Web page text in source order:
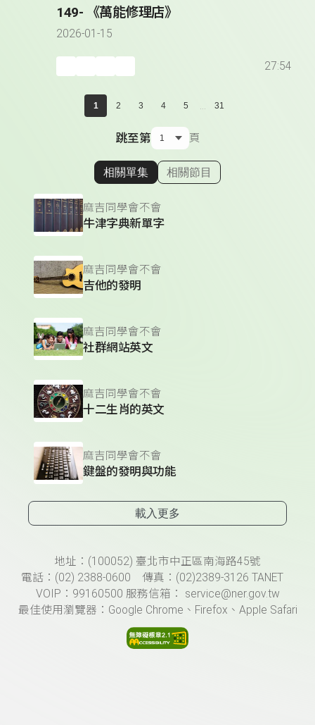
149- 《萬能修理店》
2026-01-15
27:54
1 2 3 4 5 ... 31
跳至第 頁
顯示相關單集
相關單集 相關節目
麻吉同學會不會
牛津字典新單字
麻吉同學會不會
吉他的發明
麻吉同學會不會
社群網站英文
麻吉同學會不會
十二生肖的英文
麻吉同學會不會
鍵盤的發明與功能
載入更多
頁尾資訊地址：(100052) 臺北市中正區南海路45號
電話：(02) 2388-0600 傳真：(02)2389-3126 TANET
VOIP：99160500 服務信箱： service@ner.gov.tw
最佳使用瀏覽器：Google Chrome、Firefox、Apple Safari